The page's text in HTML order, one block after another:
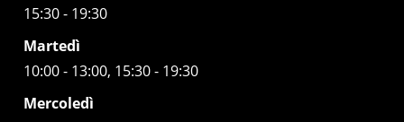
15:30 - 19:30
Martedì
10:00 - 13:00, 15:30 - 19:30
Mercoledì